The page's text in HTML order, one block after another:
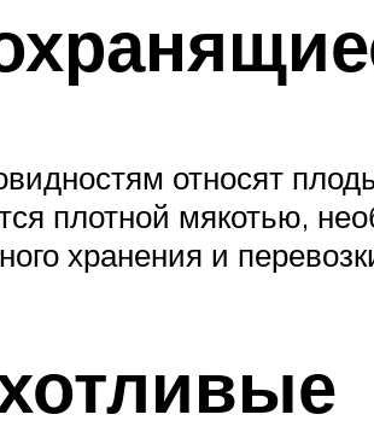
относят
плотной мякотью,
хранения и